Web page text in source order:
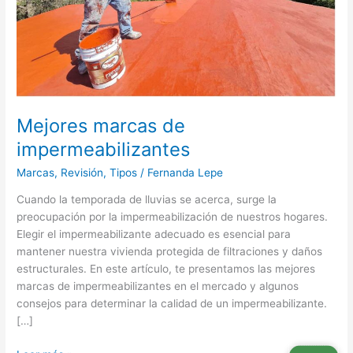
Mejores marcas de
impermeabilizantes
Marcas, Revisión,Tipos / Fernanda Lepe
Cuando la temporada de lluvias se acerca, surge la
preocupación por la impermeabilización de nuestros hogares.
Elegir el impermeabilizante adecuado es esencial para
mantener nuestra vivienda protegida de filtraciones y daños
estructurales. En este artículo, te presentamos las mejores
marcas de impermeabilizantes en el mercado y algunos
consejos para determinar la calidad de un impermeabilizante.
[…]